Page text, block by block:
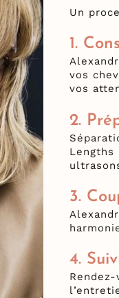
Un
1.
vos
vos
2.
Lengths
3.
4.